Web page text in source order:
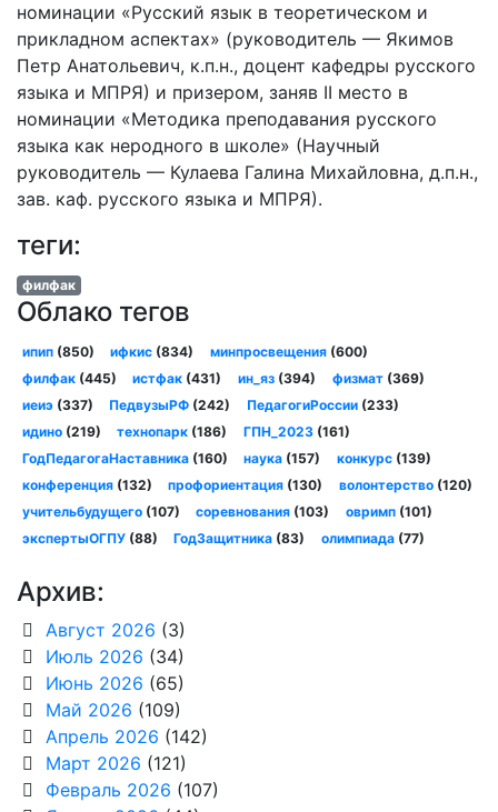
номинации «Русский язык в теоретическом и
прикладном аспектах» (руководитель — Якимов
Петр Анатольевич, к.п.н., доцент кафедры русского
языка и МПРЯ) и призером, заняв II место в
номинации «Методика преподавания русского
языка как неродного в школе» (Научный
руководитель — Кулаева Галина Михайловна, д.п.н.,
зав. каф. русского языка и МПРЯ).
теги:
филфак
Облако тегов
ипип(850) ифкис (834) минпросвещения(600)
филфак(445) истфак (431) ин_яз(394) физмат(369)
иеиэ(337) ПедвузыРФ (242) ПедагогиРоссии(233)
идино(219) технопарк (186) ГПН_2023(161)
ГодПедагогаНаставника(160) наука (157) конкурс(139)
конференция(132) профориентация (130) волонтерство(120)
учительбудущего(107) соревнования (103) овримп(101)
экспертыОГПУ(88) ГодЗащитника (83) олимпиада(77)
Архив:
Август 2026 (3)
Июль 2026 (34)
Июнь 2026 (65)
Май 2026 (109)
Апрель 2026 (142)
Март 2026 (121)
Февраль 2026 (107)